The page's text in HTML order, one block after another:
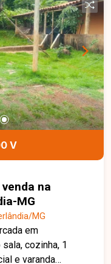
área externa.
de futebol,
e
frutíferas já
laranja e
e
família e amigos.
visita para
paraíso!
V
na
MG
MG
em
cozinha, 1
e varanda